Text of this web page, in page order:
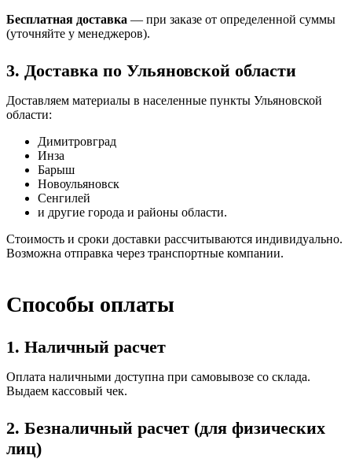
Бесплатная доставка — при заказе от определенной суммы
(уточняйте у менеджеров).
3. Доставка по Ульяновской области
Доставляем материалы в населенные пункты Ульяновской
области:
Димитровград
Инза
Барыш
Новоульяновск
Сенгилей
и другие города и районы области.
Стоимость и сроки доставки рассчитываются индивидуально.
Возможна отправка через транспортные компании.
Способы оплаты
1. Наличный расчет
Оплата наличными доступна при самовывозе со склада.
Выдаем кассовый чек.
2. Безналичный расчет (для физических
лиц)